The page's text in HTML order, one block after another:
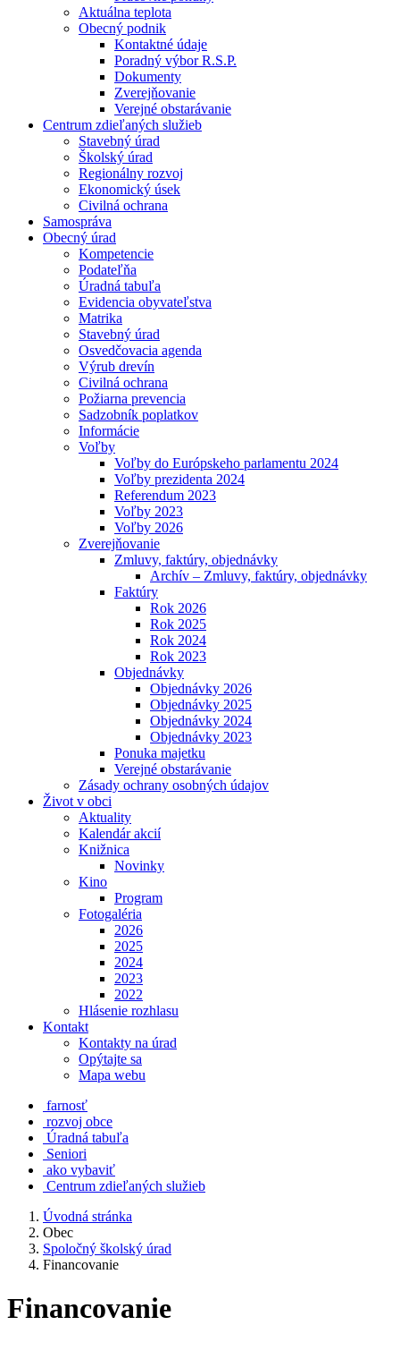
Aktuálna teplota
Obecný podnik
Kontaktné údaje
Poradný výbor R.S.P.
Dokumenty
Zverejňovanie
Verejné obstarávanie
Centrum zdieľaných služieb
Stavebný úrad
Školský úrad
Regionálny rozvoj
Ekonomický úsek
Civilná ochrana
Samospráva
Obecný úrad
Kompetencie
Podateľňa
Úradná tabuľa
Evidencia obyvateľstva
Matrika
Stavebný úrad
Osvedčovacia agenda
Výrub drevín
Civilná ochrana
Požiarna prevencia
Sadzobník poplatkov
Informácie
Voľby
Voľby do Európskeho parlamentu 2024
Voľby prezidenta 2024
Referendum 2023
Voľby 2023
Voľby 2026
Zverejňovanie
Zmluvy, faktúry, objednávky
Archív – Zmluvy, faktúry, objednávky
Faktúry
Rok 2026
Rok 2025
Rok 2024
Rok 2023
Objednávky
Objednávky 2026
Objednávky 2025
Objednávky 2024
Objednávky 2023
Ponuka majetku
Verejné obstarávanie
Zásady ochrany osobných údajov
Život v obci
Aktuality
Kalendár akcií
Knižnica
Novinky
Kino
Program
Fotogaléria
2026
2025
2024
2023
2022
Hlásenie rozhlasu
Kontakt
Kontakty na úrad
Opýtajte sa
Mapa webu
farnosť
rozvoj obce
Úradná tabuľa
Seniori
ako vybaviť
Centrum zdieľaných služieb
Úvodná stránka
Obec
Spoločný školský úrad
Financovanie
Financovanie